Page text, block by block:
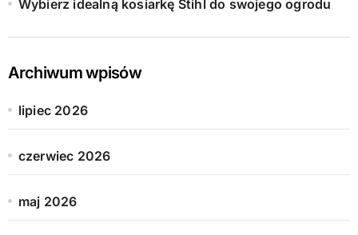
Wybierz idealną kosiarkę Stihl do swojego ogrodu
Archiwum wpisów
lipiec 2026
czerwiec 2026
maj 2026